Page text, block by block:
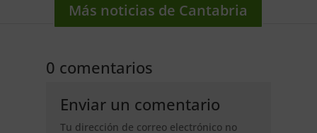
Más noticias de Cantabria
0 comentarios
Enviar un comentario
Tu dirección de correo electrónico no